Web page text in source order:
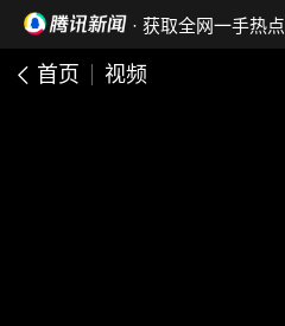
· 获取全网一手热点
首页 视频